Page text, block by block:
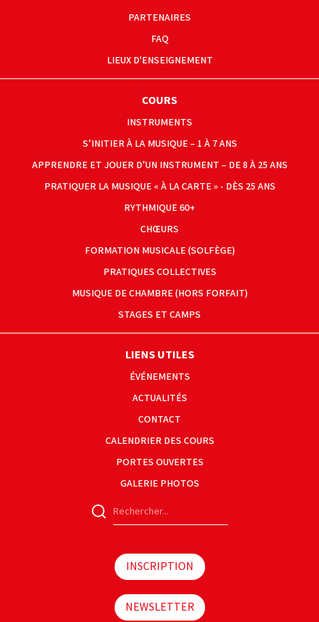
PARTENAIRES
FAQ
LIEUX D'ENSEIGNEMENT
COURS
INSTRUMENTS
S’INITIER À LA MUSIQUE – 1 À 7 ANS
APPRENDRE ET JOUER D’UN INSTRUMENT – DE 8 À 25 ANS
PRATIQUER LA MUSIQUE « À LA CARTE » - DÈS 25 ANS
RYTHMIQUE 60+
CHŒURS
FORMATION MUSICALE (SOLFÈGE)
PRATIQUES COLLECTIVES
MUSIQUE DE CHAMBRE (HORS FORFAIT)
STAGES ET CAMPS
LIENS UTILES
ÉVÉNEMENTS
ACTUALITÉS
CONTACT
CALENDRIER DES COURS
PORTES OUVERTES
GALERIE PHOTOS
INSCRIPTION
NEWSLETTER